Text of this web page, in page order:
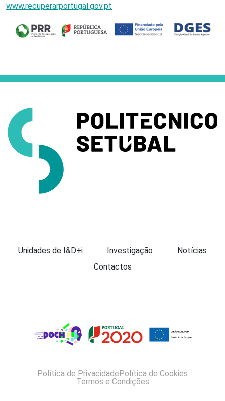
www.recuperarportugal.gov.pt
Apresentação
Unidades de I&D+i Investigação
Notícias
Contactos
Política de PrivacidadePolítica de Cookies
Termos e Condições